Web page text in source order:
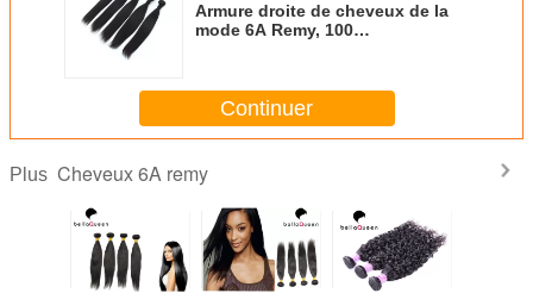
Armure droite de cheveux de la
mode 6A Remy, 100
Continuer
Plus Cheveux 6A remy